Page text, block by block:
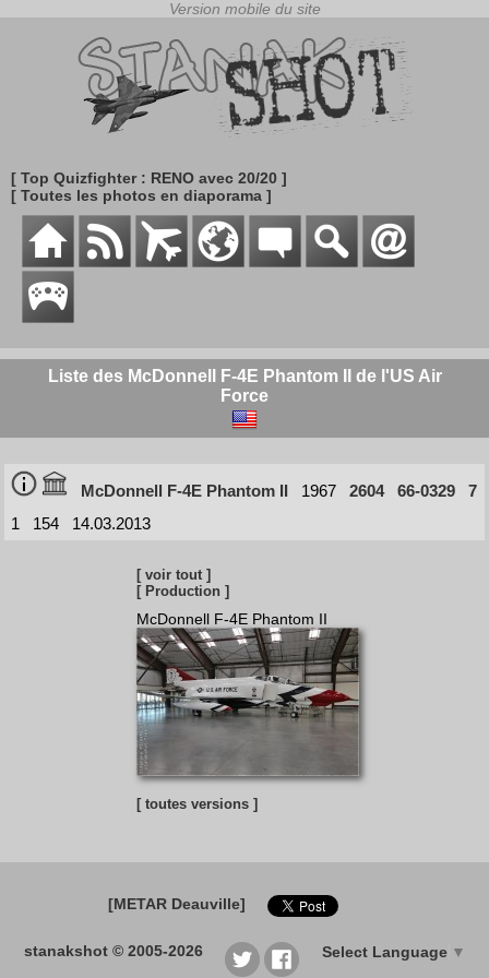
[ Top Quizfighter : RENO avec 20/20 ]
[ Toutes les photos en diaporama ]
Liste des McDonnell F-4E Phantom II de l'US Air
Force
McDonnell F-4E Phantom II 1967 2604 66-0329
7
1
154 14.03.2013
[ voir tout ]
[ Production ]
McDonnell F-4E Phantom II
[ toutes versions ]
[METAR Deauville]
stanakshot © 2005-2026 Select Language ▼